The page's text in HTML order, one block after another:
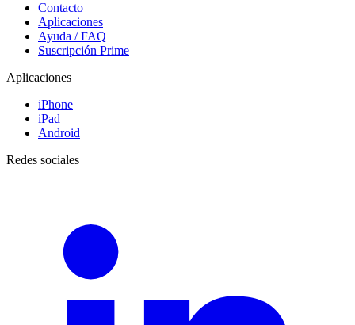
Contacto
Aplicaciones
Ayuda / FAQ
Suscripción Prime
Aplicaciones
iPhone
iPad
Android
Redes sociales